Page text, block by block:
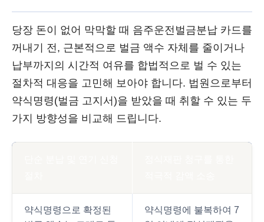
당장 돈이 없어 막막할 때 음주운전벌금분납 카드를
꺼내기 전, 근본적으로 벌금 액수 자체를 줄이거나
납부까지의 시간적 여유를 합법적으로 벌 수 있는
절차적 대응을 고민해 보아야 합니다. 법원으로부터
약식명령(벌금 고지서)을 받았을 때 취할 수 있는 두
가지 방향성을 비교해 드립니다.
약식명령으로 확정된
약식명령에 불복하여 7